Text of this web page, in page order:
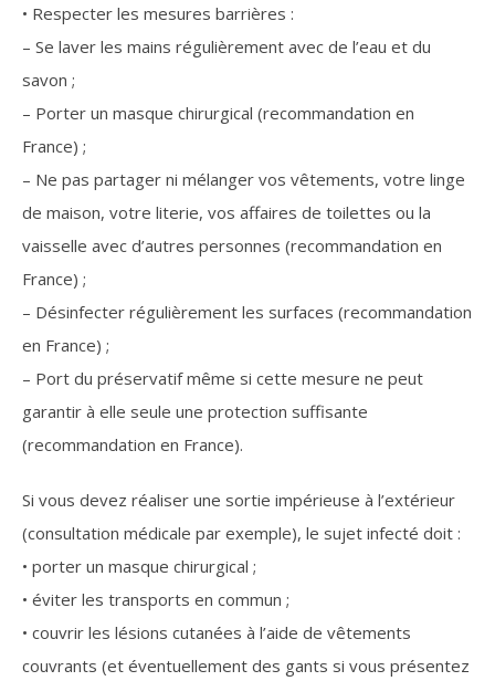
• Respecter les mesures barrières :
– Se laver les mains régulièrement avec de l’eau et du
savon ;
– Porter un masque chirurgical (recommandation en
France) ;
– Ne pas partager ni mélanger vos vêtements, votre linge
de maison, votre literie, vos affaires de toilettes ou la
vaisselle avec d’autres personnes (recommandation en
France) ;
– Désinfecter régulièrement les surfaces (recommandation
en France) ;
– Port du préservatif même si cette mesure ne peut
garantir à elle seule une protection suffisante
(recommandation en France).
Si vous devez réaliser une sortie impérieuse à l’extérieur
(consultation médicale par exemple), le sujet infecté doit :
• porter un masque chirurgical ;
• éviter les transports en commun ;
• couvrir les lésions cutanées à l’aide de vêtements
couvrants (et éventuellement des gants si vous présentez